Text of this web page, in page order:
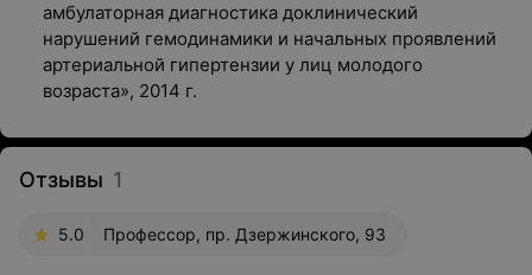
амбулаторная диагностика доклинический
нарушений гемодинамики и начальных проявлений
артериальной гипертензии у лиц молодого
возраста», 2014 г.
Отзывы 1
5.0 Профессор, пр. Дзержинского, 93